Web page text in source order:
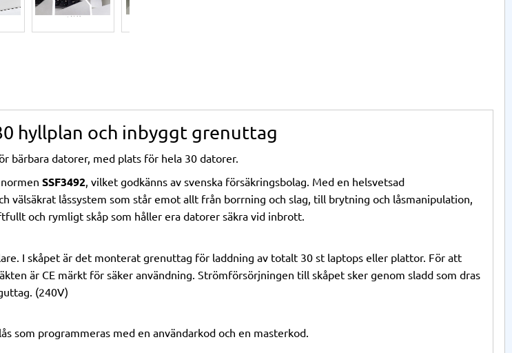
hyllplan och inbyggt grenuttag
bärbara datorer, med plats för hela 30 datorer.
SSF3492, vilket godkänns av svenska försäkringsbolag. Med en helsvetsad
välsäkrat låssystem som står emot allt från borrning och slag, till brytning och låsmanipulation,
och rymligt skåp som håller era datorer säkra vid inbrott.
I skåpet är det monterat grenuttag för laddning av totalt 30 st laptops eller plattor. För att
är CE märkt för säker användning. Strömförsörjningen till skåpet sker genom sladd som dras
(240V)
som programmeras med en användarkod och en masterkod.